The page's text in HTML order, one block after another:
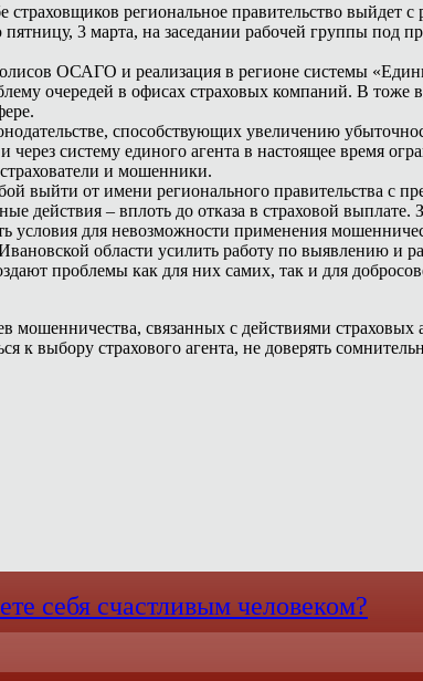
региональное правительство выйдет
3 марта, на заседании рабочей группы под
ОСАГО и реализация в регионе системы
очередей в офисах страховых компаний. В тоже
способствующих увеличению
систему единого агента в настоящее время
и мошенники.
выйти от имени регионального правительства с
действия – вплоть до отказа в страховой
условия для невозможности применения
области усилить работу по выявлению и
проблемы как для них самих, так и для
связанных с действиями
к выбору страхового агента, не доверять
себя счастливым человеком?